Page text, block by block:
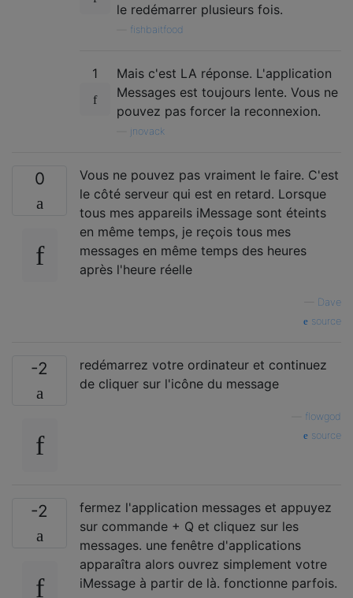
le redémarrer plusieurs fois.
fishbaitfood
1
Mais c'est LA réponse. L'application
Messages est toujours lente. Vous ne
pouvez pas forcer la reconnexion.
jnovack
0
Vous ne pouvez pas vraiment le faire. C'est
le côté serveur qui est en retard. Lorsque
tous mes appareils iMessage sont éteints
en même temps, je reçois tous mes
messages en même temps des heures
après l'heure réelle
Dave
source
-2
redémarrez votre ordinateur et continuez
de cliquer sur l'icône du message
flowgod
source
-2
fermez l'application messages et appuyez
sur commande + Q et cliquez sur les
messages. une fenêtre d'applications
apparaîtra alors ouvrez simplement votre
iMessage à partir de là. fonctionne parfois.